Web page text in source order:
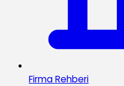
Firma Rehberi